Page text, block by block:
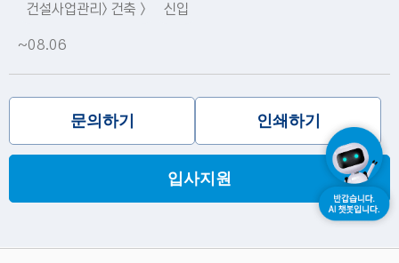
건설사업관리> 건축 > 신입
~08.06
입사지원
문의하기 인쇄하기